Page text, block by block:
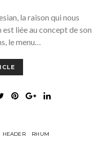
la raison qui nous
liée au concept de son
le menu…
HEADER RHUM